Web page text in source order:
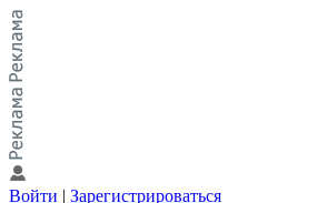
Войти | Зарегистрироваться